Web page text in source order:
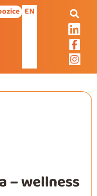
EN
– wellness